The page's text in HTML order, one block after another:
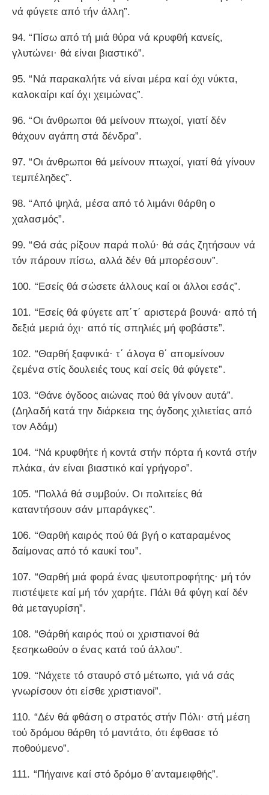
νά φύγετε από τήν άλλη”.
94. “Πίσω από τή μιά θύρα νά κρυφθή κανείς,
γλυτώνει· θά είναι βιαστικό”.
95. “Νά παρακαλήτε νά είναι μέρα καί όχι νύκτα,
καλοκαίρι καί όχι χειμώνας”.
96. “Οι άνθρωποι θά μείνουν πτωχοί, γιατί δέν
θάχουν αγάπη στά δένδρα”.
97. “Οι άνθρωποι θά μείνουν πτωχοί, γιατί θά γίνουν
τεμπέληδες”.
98. “Από ψηλά, μέσα από τό λιμάνι θάρθη ο
χαλασμός”.
99. “Θά σάς ρίξουν παρά πολύ· θά σάς ζητήσουν νά
τόν πάρουν πίσω, αλλά δέν θά μπορέσουν”.
100. “Εσείς θά σώσετε άλλους καί οι άλλοι εσάς”.
101. “Εσείς θά φύγετε απ΄τ΄ αριστερά βουνά· από τή
δεξιά μεριά όχι· από τίς σπηλιές μή φοβάστε”.
102. “Θαρθή ξαφνικά· τ΄ άλογα θ΄ απομείνουν
ζεμένα στίς δουλειές τους καί σείς θά φύγετε”.
103. “Θάνε όγδοος αιώνας πού θά γίνουν αυτά”.
(Δηλαδή κατά την διάρκεια της όγδοης χιλιετίας από
τον Αδάμ)
104. “Νά κρυφθήτε ή κοντά στήν πόρτα ή κοντά στήν
πλάκα, άν είναι βιαστικό καί γρήγορο”.
105. “Πολλά θά συμβούν. Οι πολιτείες θά
καταντήσουν σάν μπαράγκες”.
106. “Θαρθή καιρός πού θά βγή ο καταραμένος
δαίμονας από τό καυκί του”.
107. “Θαρθή μιά φορά ένας ψευτοπροφήτης· μή τόν
πιστέψετε καί μή τόν χαρήτε. Πάλι θά φύγη καί δέν
θά μεταγυρίση”.
108. “Θάρθή καιρός πού οι χριστιανοί θά
ξεσηκωθούν ο ένας κατά τού άλλου”.
109. “Νάχετε τό σταυρό στό μέτωπο, γιά νά σάς
γνωρίσουν ότι είσθε χριστιανοί”.
110. “Δέν θά φθάση ο στρατός στήν Πόλι· στή μέση
τού δρόμου θάρθη τό μαντάτο, ότι έφθασε τό
ποθούμενο”.
111. “Πήγαινε καί στό δρόμο θ΄ανταμειφθής”.